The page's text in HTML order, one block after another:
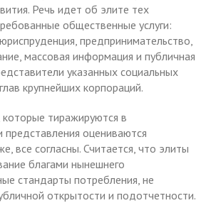
Речь идет об элите тех
общественные услуги:
предпринимательство,
массовая информация и публичная
указанных социальных
крупнейших корпораций.
тиражируются в
оцениваются
все согласны. Считается, что элиты
благами нынешнего
стандарты потребления, не
открытости и подотчетности.